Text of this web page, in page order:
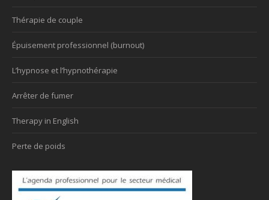
Thérapie de couple
Épuisement professionnel (burnout)
L’hypnose et l’hypnothérapie
Arrêter de fumer
Therapy in English
Perte de poids